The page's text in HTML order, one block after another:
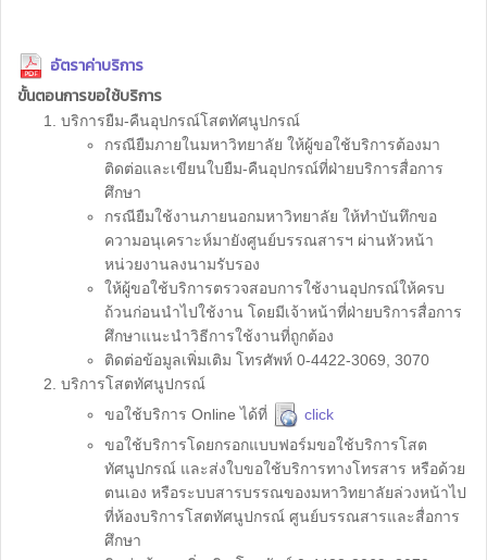
อัตราค่าบริการ
ขั้นตอนการขอใช้บริการ
บริการยืม-คืนอุปกรณ์โสตทัศนูปกรณ์
กรณียืมภายในมหาวิทยาลัย ให้ผู้ขอใช้บริการต้องมา
ติดต่อและเขียนใบยืม-คืนอุปกรณ์ที่ฝ่ายบริการสื่อการ
ศึกษา
กรณียืมใช้งานภายนอกมหาวิทยาลัย ให้ทำบันทึกขอ
ความอนุเคราะห์มายังศูนย์บรรณสารฯ ผ่านหัวหน้า
หน่วยงานลงนามรับรอง
ให้ผู้ขอใช้บริการตรวจสอบการใช้งานอุปกรณ์ให้ครบ
ถ้วนก่อนนำไปใช้งาน โดยมีเจ้าหน้าที่ฝ่ายบริการสื่อการ
ศึกษาแนะนำวิธีการใช้งานที่ถูกต้อง
ติดต่อข้อมูลเพิ่มเติม โทรศัพท์ 0-4422-3069, 3070
บริการโสตทัศนูปกรณ์
ขอใช้บริการ Online ได้ที่
click
ขอใช้บริการโดยกรอกแบบฟอร์มขอใช้บริการโสต
ทัศนูปกรณ์ และส่งใบขอใช้บริการทางโทรสาร หรือด้วย
ตนเอง หรือระบบสารบรรณของมหาวิทยาลัยล่วงหน้าไป
ที่ห้องบริการโสตทัศนูปกรณ์ ศูนย์บรรณสารและสื่อการ
ศึกษา